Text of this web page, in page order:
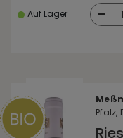
Auf Lager - 1
Pfalz,